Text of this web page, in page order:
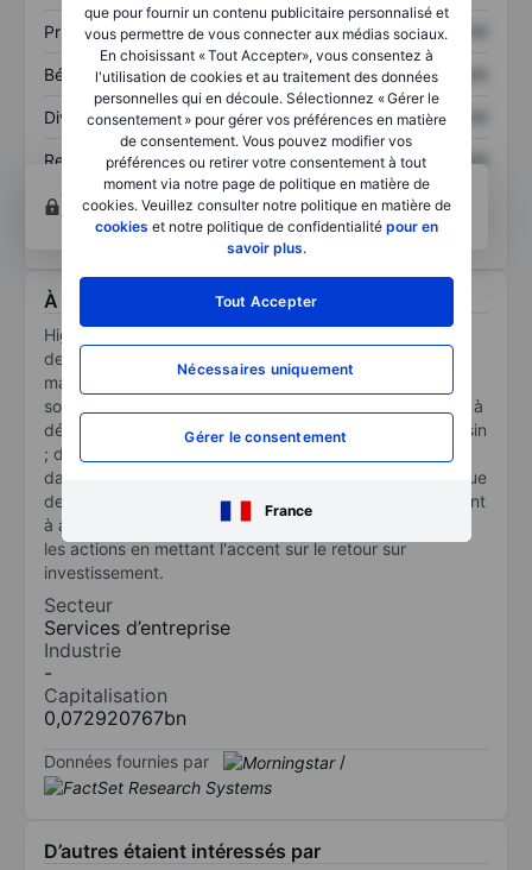
que pour fournir un contenu publicitaire personnalisé et
vous permettre de vous connecter aux médias sociaux.
En choisissant « Tout Accepter», vous consentez à
l'utilisation de cookies et au traitement des données
personnelles qui en découle. Sélectionnez « Gérer le
consentement » pour gérer vos préférences en matière
de consentement. Vous pouvez modifier vos
préférences ou retirer votre consentement à tout
moment via notre page de politique en matière de
cookies. Veuillez consulter notre politique en matière de
cookies et notre politique de confidentialité pour en
savoir plus.
Tout Accepter
Nécessaires uniquement
Gérer le consentement
France
Prix / ventes XXXXXXX XXXXXXX
Bénéfice par action XXXXXXX XXXXXXX
Dividende par action XXXXXXX XXXXXXX
Rendement des
capitaux propres
XXXXXXX
XXXXXXX
Ouvrir un comptepour accéder à d’autres outils
techniques et d’analyses.
À propos HighCo.. SA
High Co est une société basée en France qui propose
des solutions commerciales à diverses marques et
magazins à travers le monde. La société fournit des
solutions « drive to store » visant à générer du trafic et à
développer une préférence pour la marque et le magasin
; des solutions en magasin visant à stimuler les ventes
dans les points de vente physiques et en ligne ; ainsi que
des solutions d'analyse et de gestion des données visant
à améliorer la compréhension des acheteurs et à cibler
les actions en mettant l'accent sur le retour sur
investissement.
Secteur
Services d’entreprise
Industrie
-
Capitalisation
0,072920767bn
Données fournies par /
D’autres étaient intéressés par